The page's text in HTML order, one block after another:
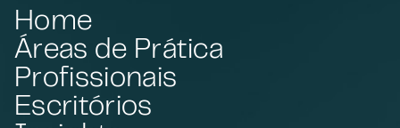
Home
Áreas de Prática
Profissionais
Escritórios